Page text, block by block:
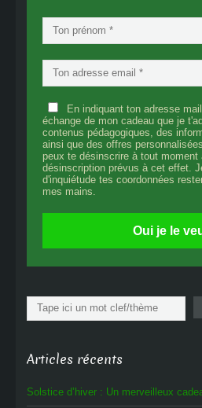
En indiquant ton adresse
échange de mon cadeau que je
contenus pédagogiques, des
ainsi que des offres
peux te désinscrire à tout
désinscription prévus à cet effet.
d'inquiétude tes coordonnées
mes mains.
Oui je le
Rechercher
Articles récents
Solstice d’hiver : Un merveilleux